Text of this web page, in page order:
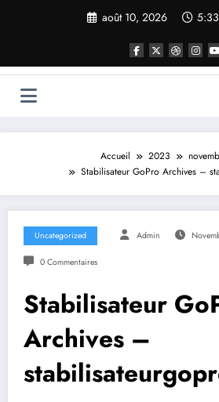
août 10, 2026
Accueil 2023
Stabilisateur GoPro Archives –
Uncategorized Admin
0 Commentaires
Stabilisateur
Archives –